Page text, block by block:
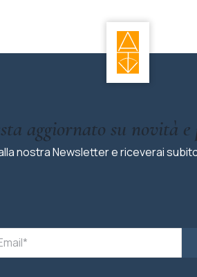
aggiornato su novità
nostra Newsletter e riceverai